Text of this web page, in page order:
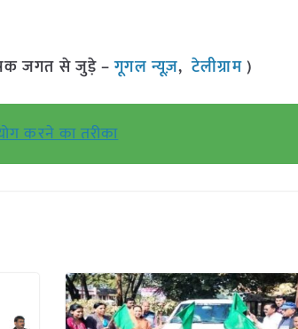
जगत से जुड़े –गूगल न्यूज़,टेलीग्राम)
करने का तरीका